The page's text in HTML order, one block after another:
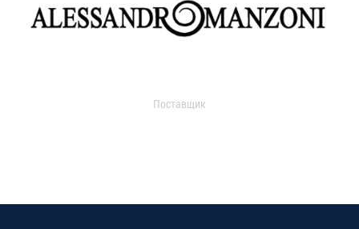
Поставщик